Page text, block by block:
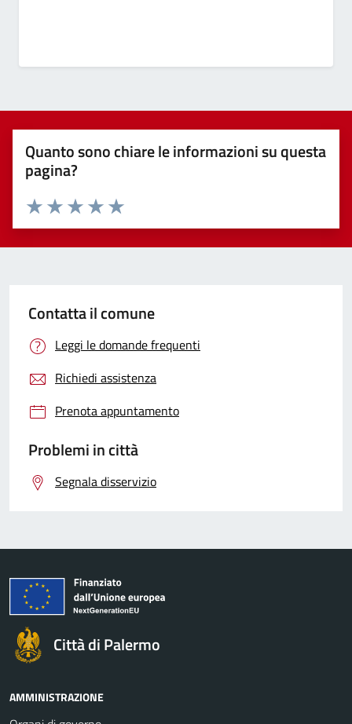
Quanto sono chiare le informazioni su questa
pagina?
Valuta 5 stelle su 5
Valuta 4 stelle su 5
Valuta 3 stelle su 5
Valuta 2 stelle su 5
Valuta 1 stelle su 5
Contatta il comune
Leggi le domande frequenti
Richiedi assistenza
Prenota appuntamento
Problemi in città
Segnala disservizio
Città di Palermo
AMMINISTRAZIONE